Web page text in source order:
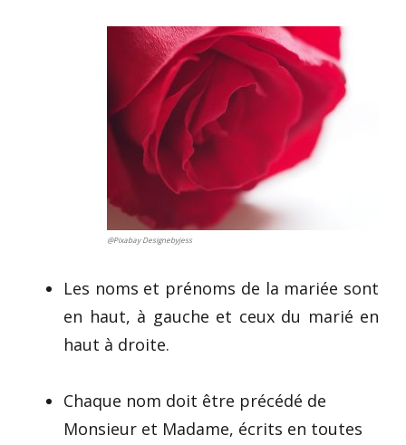
@Pixabay Designebyjess
Les noms et prénoms de la mariée sont
en haut, à gauche et ceux du marié en
haut à droite.
Chaque nom doit être précédé de
Monsieur et Madame, écrits en toutes